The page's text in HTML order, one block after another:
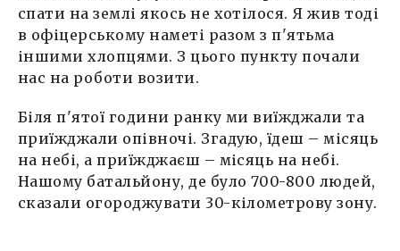
спати на землі якось не хотілося. Я жив тоді
в офіцерському наметі разом з п'ятьма
іншими хлопцями. З цього пункту почали
нас на роботи возити.
Біля п'ятої години ранку ми виїжджали та
приїжджали опівночі. Згадую, їдеш – місяць
на небі, а приїжджаєш – місяць на небі.
Нашому батальйону, де було 700-800 людей,
сказали огороджувати 30-кілометрову зону.